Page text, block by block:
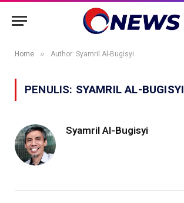
Home » Author: Syamril Al-Bugisyi
PENULIS: SYAMRIL AL-BUGISYI
Syamril Al-Bugisyi